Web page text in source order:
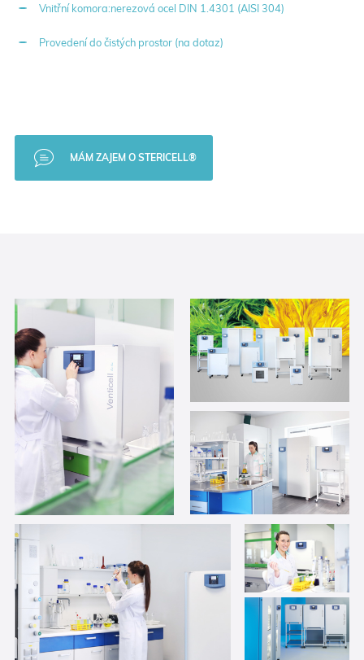
Vnitřní komora:nerezová ocel DIN 1.4301 (AISI 304)
Provedení do čistých prostor (na dotaz)
MÁM ZAJEM O STERICELL®